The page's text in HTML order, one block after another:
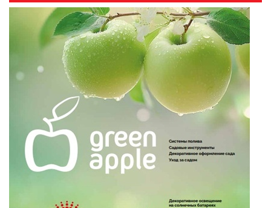
ИНФРАКРАСНЫЕ ЛАМПЫ
ИСТОЧНИКИ СВЕТА
КАБЕЛЕНЕСУЩИЕ СИСТЕМЫ
КАБЕЛЬ
КЛЕЙКИЕ ЛЕНТЫ
и ЭРА!